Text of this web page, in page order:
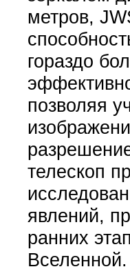
метров,
гораздо
позволяя
телескоп
явлений,
ранних
Вселенной.